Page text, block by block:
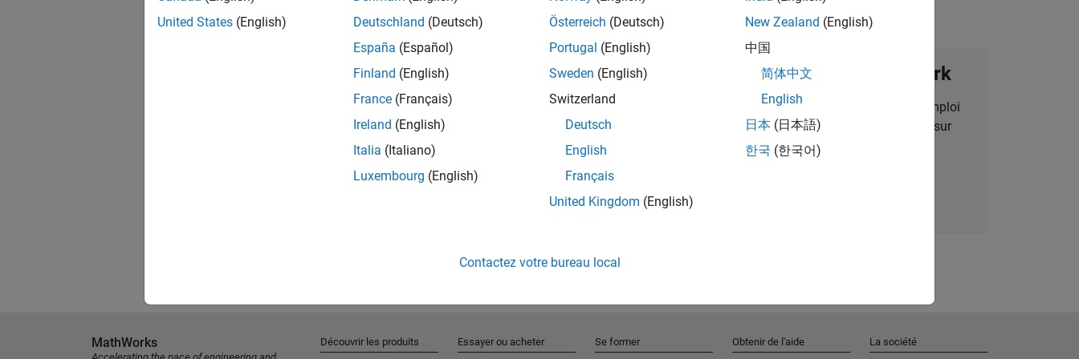
Rejoignez notre Talent Network
Recevez des alertes pour des opportunités d'emploi
personnalisées, des articles et des actualités sur
l'entreprise.
United States (English)
Deutschland (Deutsch)
España (Español)
Finland (English)
France (Français)
Ireland (English)
Italia (Italiano)
Luxembourg (English)
Österreich (Deutsch)
Portugal (English)
Sweden (English)
Switzerland
Deutsch
English
Français
United Kingdom (English)
New Zealand (English)
中国
简体中文
English
日本 (日本語)
한국 (한국어)
Contactez votre bureau local
MathWorks Découvrir les produits Essayer ou acheter Se former Obtenir de l'aide La société